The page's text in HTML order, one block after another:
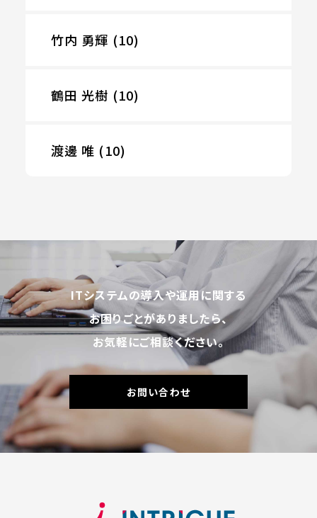
竹内 勇輝 (10)
鶴田 光樹 (10)
渡邊 唯 (10)
ITシステムの導入や運用に関する
お困りごとがありましたら、
お気軽にご相談ください。
お問い合わせ